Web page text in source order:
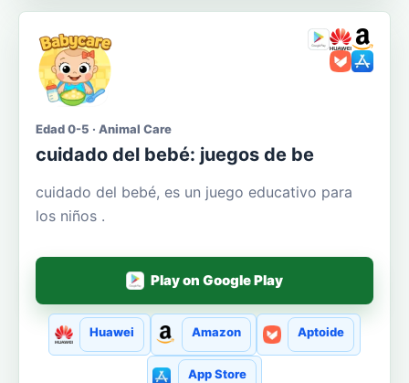
Edad 0-5 · Animal Care
cuidado del bebé: juegos de be
cuidado del bebé, es un juego educativo para
los niños .
Play on Google Play
Huawei Amazon Aptoide
App Store